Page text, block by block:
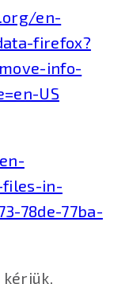
en-
firefox?
info-
US
in-
78de-77ba-